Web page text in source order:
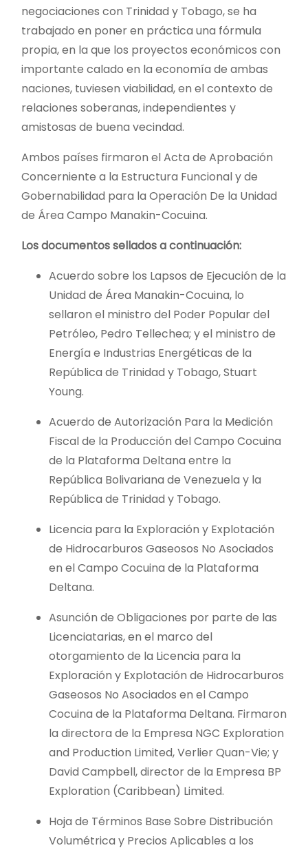
negociaciones con Trinidad y Tobago, se ha
trabajado en poner en práctica una fórmula
propia, en la que los proyectos económicos con
importante calado en la economía de ambas
naciones, tuviesen viabilidad, en el contexto de
relaciones soberanas, independientes y
amistosas de buena vecindad.
Ambos países firmaron el Acta de Aprobación
Concerniente a la Estructura Funcional y de
Gobernabilidad para la Operación De la Unidad
de Área Campo Manakin-Cocuina.
Los documentos sellados a continuación:
Acuerdo sobre los Lapsos de Ejecución de la
Unidad de Área Manakin-Cocuina, lo
sellaron el ministro del Poder Popular del
Petróleo, Pedro Tellechea; y el ministro de
Energía e Industrias Energéticas de la
República de Trinidad y Tobago, Stuart
Young.
Acuerdo de Autorización Para la Medición
Fiscal de la Producción del Campo Cocuina
de la Plataforma Deltana entre la
República Bolivariana de Venezuela y la
República de Trinidad y Tobago.
Licencia para la Exploración y Explotación
de Hidrocarburos Gaseosos No Asociados
en el Campo Cocuina de la Plataforma
Deltana.
Asunción de Obligaciones por parte de las
Licenciatarias, en el marco del
otorgamiento de la Licencia para la
Exploración y Explotación de Hidrocarburos
Gaseosos No Asociados en el Campo
Cocuina de la Plataforma Deltana. Firmaron
la directora de la Empresa NGC Exploration
and Production Limited, Verlier Quan-Vie; y
David Campbell, director de la Empresa BP
Exploration (Caribbean) Limited.
Hoja de Términos Base Sobre Distribución
Volumétrica y Precios Aplicables a los